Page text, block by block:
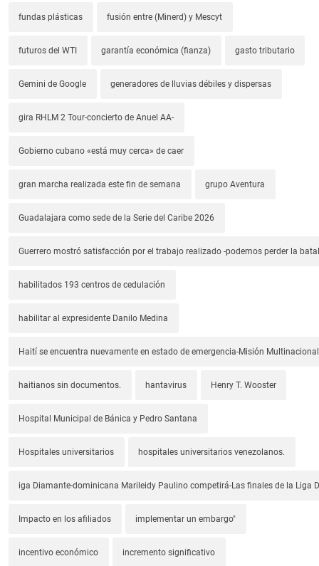
fundas plásticas fusión entre (Minerd) y Mescyt
futuros del WTI garantía económica (fianza) gasto tributario
Gemini de Google generadores de lluvias débiles y dispersas
gira RHLM 2 Tour-concierto de Anuel AA-
Gobierno cubano «está muy cerca» de caer
gran marcha realizada este fin de semana grupo Aventura
Guadalajara como sede de la Serie del Caribe 2026
Guerrero mostró satisfacción por el trabajo realizado -podemos perder la
habilitados 193 centros de cedulación
habilitar al expresidente Danilo Medina
Haití se encuentra nuevamente en estado de emergencia-Misión
haitianos sin documentos. hantavirus Henry T. Wooster
Hospital Municipal de Bánica y Pedro Santana
Hospitales universitarios hospitales universitarios venezolanos.
iga Diamante-dominicana Marileidy Paulino competirá-Las finales de la Liga
Impacto en los afiliados implementar un embargo"
incentivo económico incremento significativo